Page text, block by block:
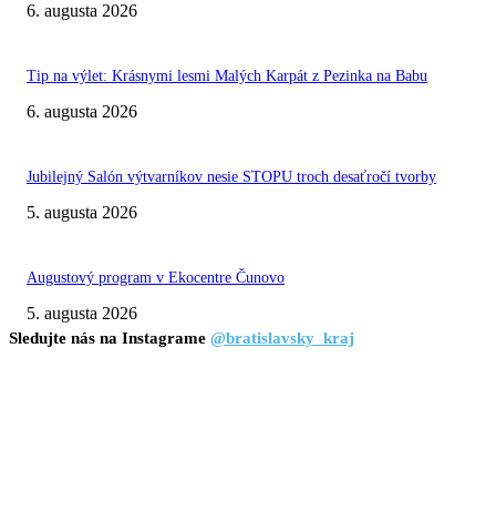
6. augusta 2026
Tip na výlet: Krásnymi lesmi Malých Karpát z Pezinka na Babu
6. augusta 2026
Jubilejný Salón výtvarníkov nesie STOPU troch desaťročí tvorby
5. augusta 2026
Augustový program v Ekocentre Čunovo
5. augusta 2026
Sledujte nás na Instagrame @bratislavsky_kraj